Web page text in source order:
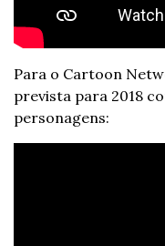
Para o Cartoon
prevista para 2018
personagens: